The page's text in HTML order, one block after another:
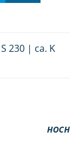
S 230 | ca. K
HOCH